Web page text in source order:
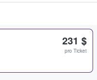
231 $
pro Ticket